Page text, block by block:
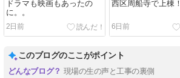
ドラマも映画もあったの
に。。
2日前
西区周船寺で上棟！
6日前
このブログのここがポイント
現場の生の声と工事の裏側